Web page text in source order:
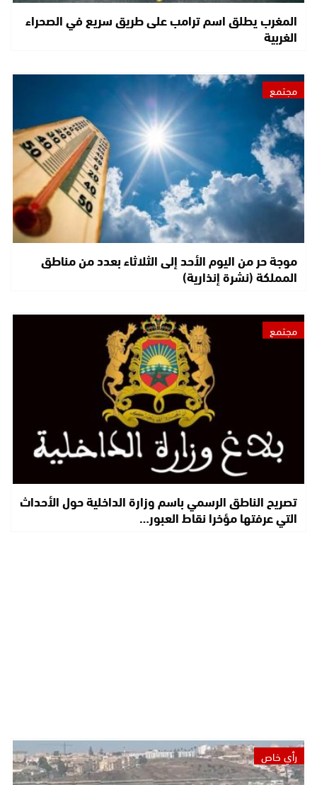
المغرب يطلق اسم ترامب على طريق سريع في الصحراء
الغربية
مجتمع
موجة حر من اليوم الأحد إلى الثلاثاء بعدد من مناطق
المملكة (نشرة إنذارية)
مجتمع
تصريح الناطق الرسمي باسم وزارة الداخلية حول الأحداث
التي عرفتها مؤخرا نقاط العبور…
رأي خاص